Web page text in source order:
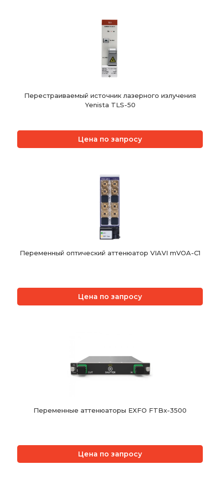
Перестраиваемый источник лазерного излучения
Yenista TLS-50
Цена по запросу
Переменный оптический аттенюатор VIAVI mVOA-C1
Цена по запросу
Переменные аттенюаторы EXFO FTBx-3500
Цена по запросу